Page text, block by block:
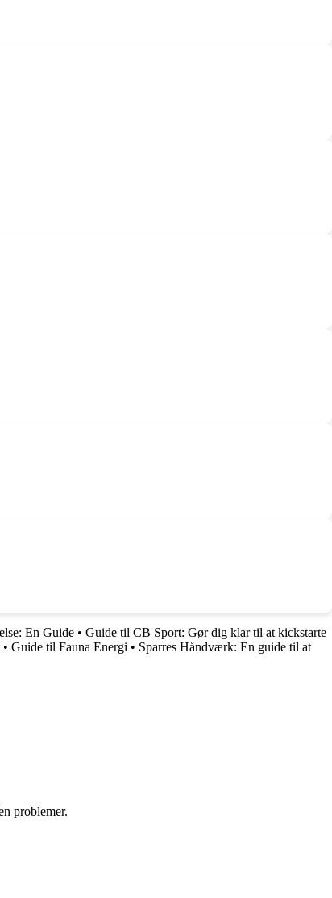
En Guide • Guide til CB Sport: Gør dig klar til at kickstarte
• Guide til Fauna Energi • Sparres Håndværk: En guide til at
problemer.